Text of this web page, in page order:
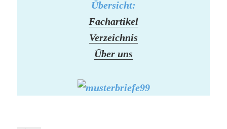
Übersicht:
Fachartikel
Verzeichnis
Über uns